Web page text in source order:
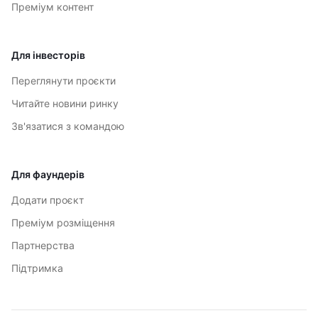
Преміум контент
Для інвесторів
Переглянути проєкти
Читайте новини ринку
Зв'язатися з командою
Для фаундерів
Додати проєкт
Преміум розміщення
Партнерства
Підтримка